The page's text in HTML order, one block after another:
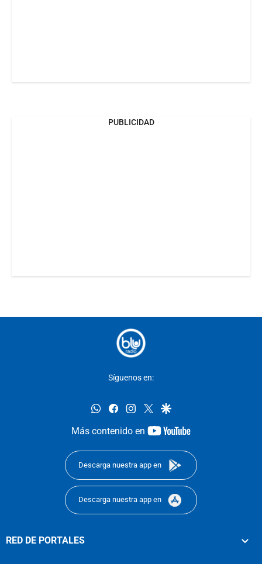
PUBLICIDAD
Síguenos en:
whatsappfacebookinstagram
twittergoogle
Más contenido en
youtube-
Descarga nuestra app en
Descarga nuestra app en
RED DE PORTALES